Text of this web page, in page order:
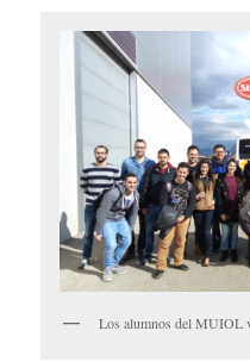
Los alumnos del MUIOL